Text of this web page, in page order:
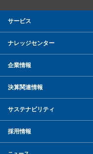
サービス
ナレッジセンター
企業情報
決算関連情報
サステナビリティ
採用情報